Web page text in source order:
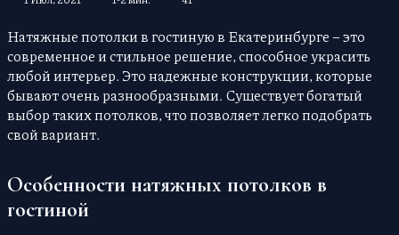
Натяжные потолки в гостиную в Екатеринбурге – это
современное и стильное решение, способное украсить
любой интерьер. Это надежные конструкции, которые
бывают очень разнообразными. Существует богатый
выбор таких потолков, что позволяет легко подобрать
свой вариант.
Особенности натяжных потолков в
гостиной